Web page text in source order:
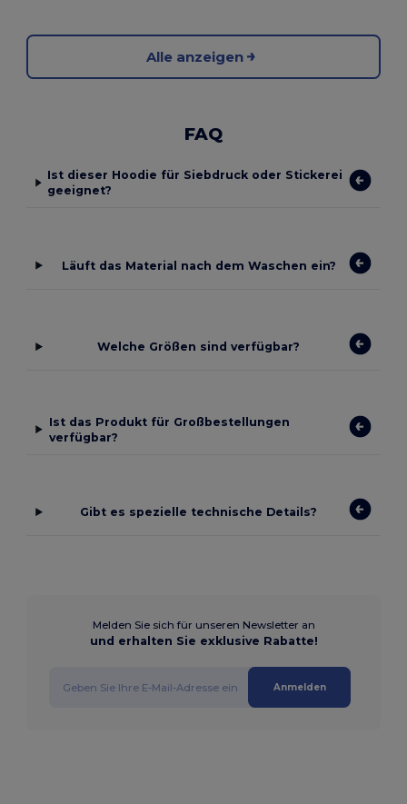
Alle anzeigen
FAQ
Ist dieser Hoodie für Siebdruck oder Stickerei
geeignet?
Läuft das Material nach dem Waschen ein?
Welche Größen sind verfügbar?
Ist das Produkt für Großbestellungen
verfügbar?
Gibt es spezielle technische Details?
Melden Sie sich für unseren Newsletter an
und erhalten Sie exklusive Rabatte!
Anmelden